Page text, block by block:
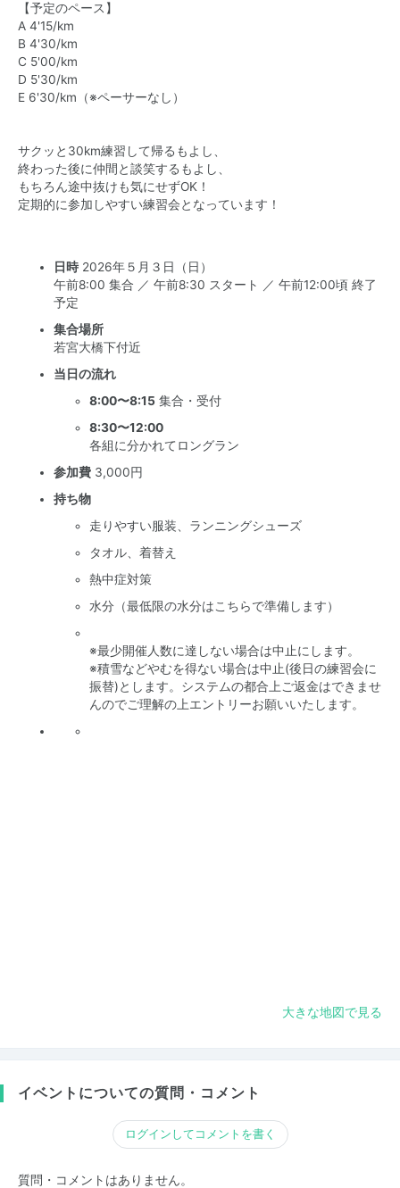
【予定のペース】
A 4'15/km
B 4'30/km
C 5'00/km
D 5'30/km
E 6'30/km（※ペーサーなし）
サクッと30km練習して帰るもよし、
終わった後に仲間と談笑するもよし、
もちろん途中抜けも気にせずOK！
定期的に参加しやすい練習会となっています！
日時 2026年５月３日（日）
午前8:00 集合 ／ 午前8:30 スタート ／ 午前12:00頃 終了
予定
集合場所
若宮大橋下付近
当日の流れ
8:00〜8:15 集合・受付
8:30〜12:00
各組に分かれてロングラン
参加費 3,000円
持ち物
走りやすい服装、ランニングシューズ
タオル、着替え
熱中症対策
水分（最低限の水分はこちらで準備します）
※最少開催人数に達しない場合は中止にします。
※積雪などやむを得ない場合は中止(後日の練習会に
振替)とします。システムの都合上ご返金はできませ
んのでご理解の上エントリーお願いいたします。
大きな地図で見る
イベントについての質問・コメント
ログインしてコメントを書く
質問・コメントはありません。